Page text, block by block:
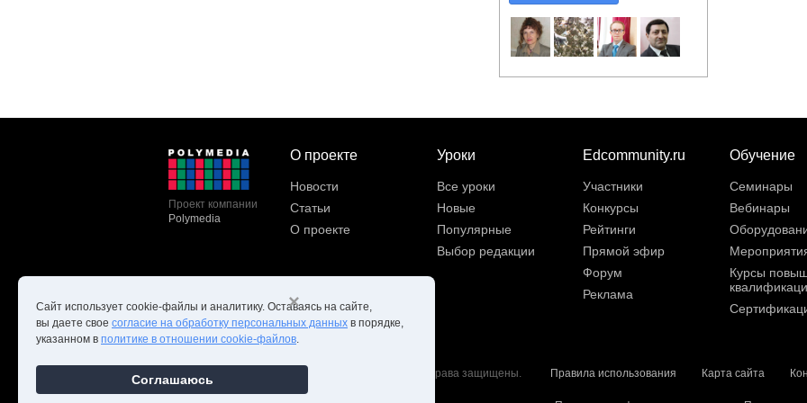
Проект компании
Polymedia
О проекте
Новости
Статьи
О проекте
Уроки
Все уроки
Новые
Популярные
Выбор редакции
Edcommunity.ru
Участники
Конкурсы
Рейтинги
Прямой эфир
Форум
Реклама
Обучение
Семинары
Вебинары
Курсы
Copyright ©Edcommunity.ru 2026. Все права защищены. Правила использования Карта сайта
×
Сайт использует cookie-файлы и аналитику. Оставаясь на сайте,
вы даете свое согласие на обработку персональных данных в порядке,
указанном в политике в отношении cookie-файлов.
Соглашаюсь